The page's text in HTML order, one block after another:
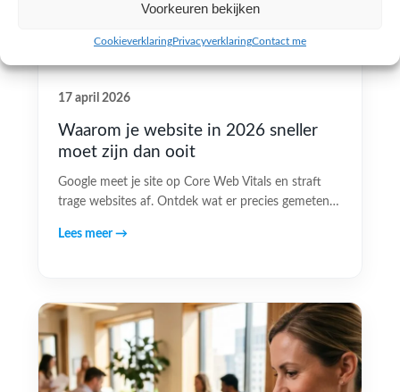
Voorkeuren bekijken
CookieverklaringPrivacyverklaringContact me
17 april 2026
Waarom je website in 2026 sneller
moet zijn dan ooit
Google meet je site op Core Web Vitals en straft
trage websites af. Ontdek wat er precies gemeten…
Lees meer →